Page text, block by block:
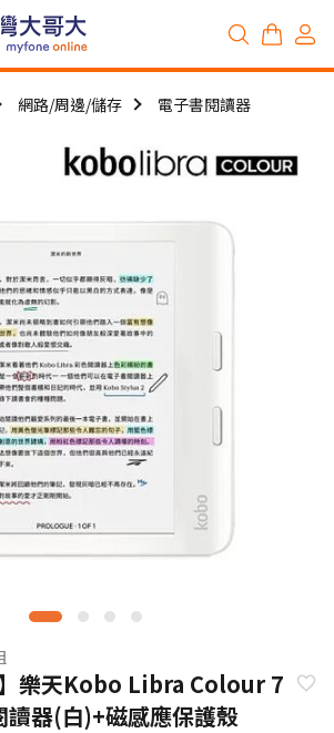
網路/周邊/儲存 電子書閱讀器
】樂天Kobo Libra Colour 7
讀器(白)+磁感應保護殼